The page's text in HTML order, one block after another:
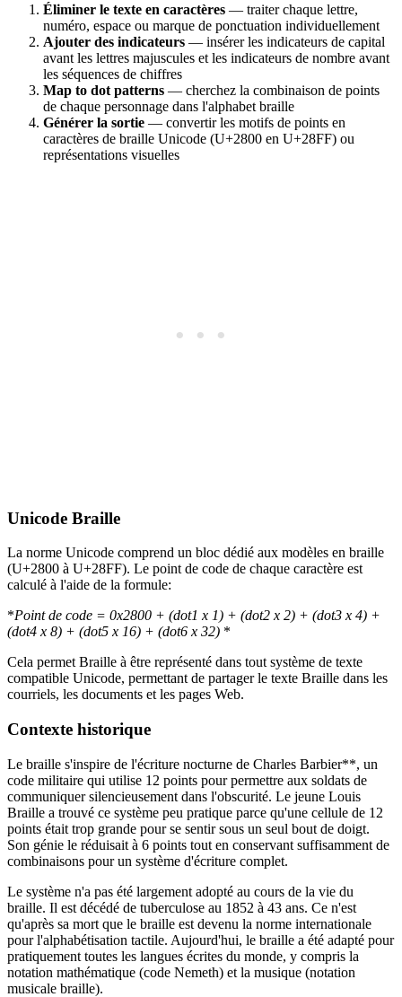
Éliminer le texte en caractères — traiter chaque lettre,
numéro, espace ou marque de ponctuation individuellement
Ajouter des indicateurs — insérer les indicateurs de capital
avant les lettres majuscules et les indicateurs de nombre avant
les séquences de chiffres
Map to dot patterns — cherchez la combinaison de points
de chaque personnage dans l'alphabet braille
Générer la sortie — convertir les motifs de points en
caractères de braille Unicode (U+2800 en U+28FF) ou
représentations visuelles
Unicode Braille
La norme Unicode comprend un bloc dédié aux modèles en braille
(U+2800 à U+28FF). Le point de code de chaque caractère est
calculé à l'aide de la formule:
*Point de code = 0x2800 + (dot1 x 1) + (dot2 x 2) + (dot3 x 4) +
(dot4 x 8) + (dot5 x 16) + (dot6 x 32) *
Cela permet Braille à être représenté dans tout système de texte
compatible Unicode, permettant de partager le texte Braille dans les
courriels, les documents et les pages Web.
Contexte historique
Le braille s'inspire de l'écriture nocturne de Charles Barbier**, un
code militaire qui utilise 12 points pour permettre aux soldats de
communiquer silencieusement dans l'obscurité. Le jeune Louis
Braille a trouvé ce système peu pratique parce qu'une cellule de 12
points était trop grande pour se sentir sous un seul bout de doigt.
Son génie le réduisait à 6 points tout en conservant suffisamment de
combinaisons pour un système d'écriture complet.
Le système n'a pas été largement adopté au cours de la vie du
braille. Il est décédé de tuberculose au 1852 à 43 ans. Ce n'est
qu'après sa mort que le braille est devenu la norme internationale
pour l'alphabétisation tactile. Aujourd'hui, le braille a été adapté pour
pratiquement toutes les langues écrites du monde, y compris la
notation mathématique (code Nemeth) et la musique (notation
musicale braille).